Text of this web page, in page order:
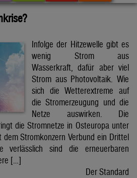
Infolge der Hitzewelle gibt es
wenig Strom aus
Wasserkraft, dafür aber viel
Strom aus Photovoltaik. Wie
sich die Wetterextreme auf
die Stromerzeugung und die
Netze auswirken. Die
die Stromnetze in Osteuropa unter
Stromkonzern Verbund ein Drittel
verlässlich sind die erneuerbaren
[…]
Der Standard